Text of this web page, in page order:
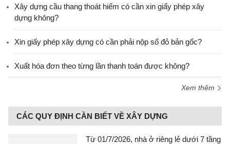
Xây dựng cầu thang thoát hiểm có cần xin giấy phép xây
dựng không?
Xin giấy phép xây dựng có cần phải nộp sổ đỏ bản gốc?
Xuất hóa đơn theo từng lần thanh toán được không?
Xem thêm
CÁC QUY ĐỊNH CẦN BIẾT VỀ XÂY DỰNG
Từ 01/7/2026, nhà ở riêng lẻ dưới 7 tầng